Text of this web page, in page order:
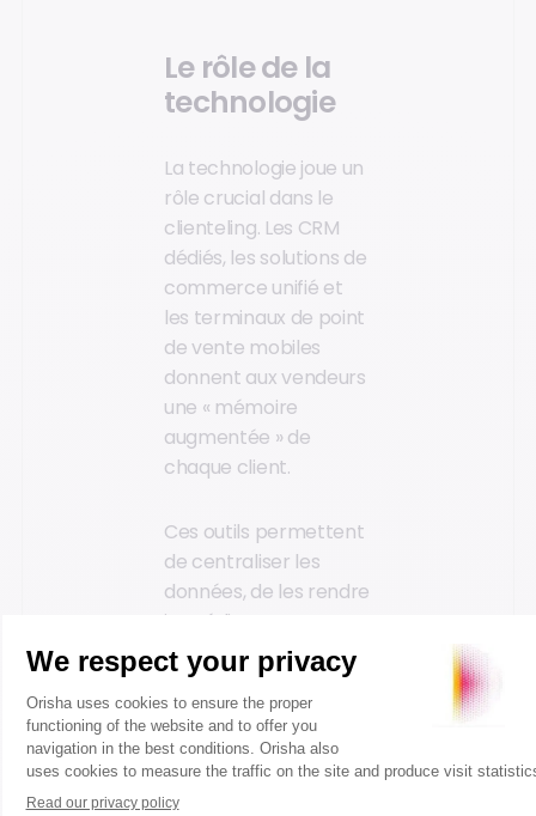
Le rôle de la
technologie
La technologie joue un
rôle crucial dans le
clienteling. Les CRM
dédiés, les solutions de
commerce unifié et
les terminaux de point
de vente mobiles
donnent aux vendeurs
une « mémoire
augmentée » de
chaque client.
Ces outils permettent
de centraliser les
données, de les rendre
immédiatement
accessibles en
magasin et de guider
le vendeur dans ses
interactions. Par
exemple : un vendeur
sait qu’une cliente